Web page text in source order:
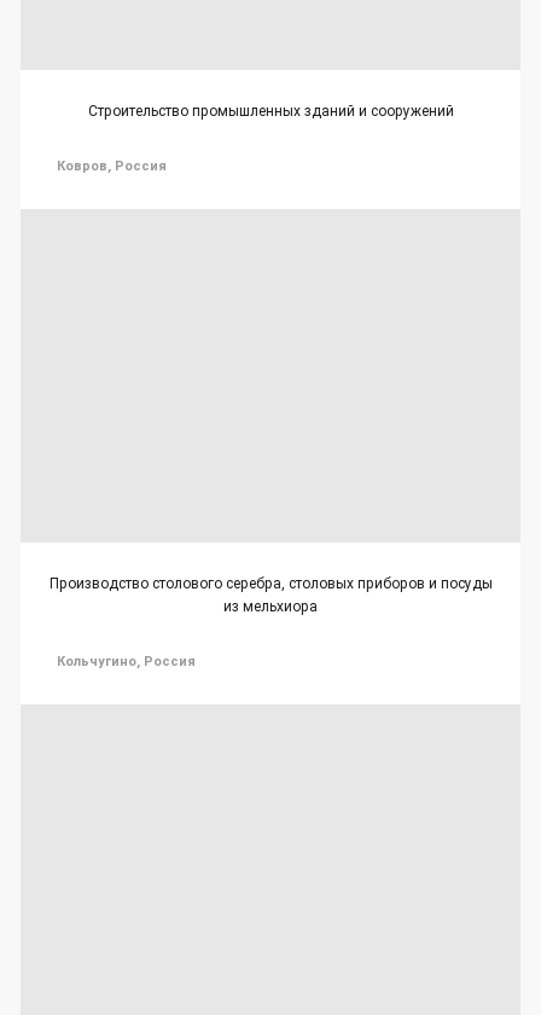
Строительство промышленных зданий и сооружений
Ковров, Россия
Производство столового серебра, столовых приборов и посуды
из мельхиора
Кольчугино, Россия